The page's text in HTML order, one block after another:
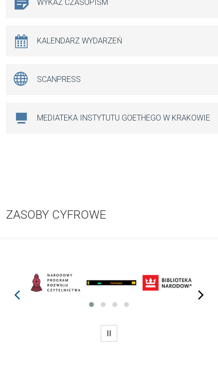
WYKAZ CZASOPISM
KALENDARZ WYDARZEŃ
SCANPRESS
MEDIATEKA INSTYTUTU GOETHEGO W KRAKOWIE
ZASOBY CYFROWE
prev next
WSTRZYMAJ